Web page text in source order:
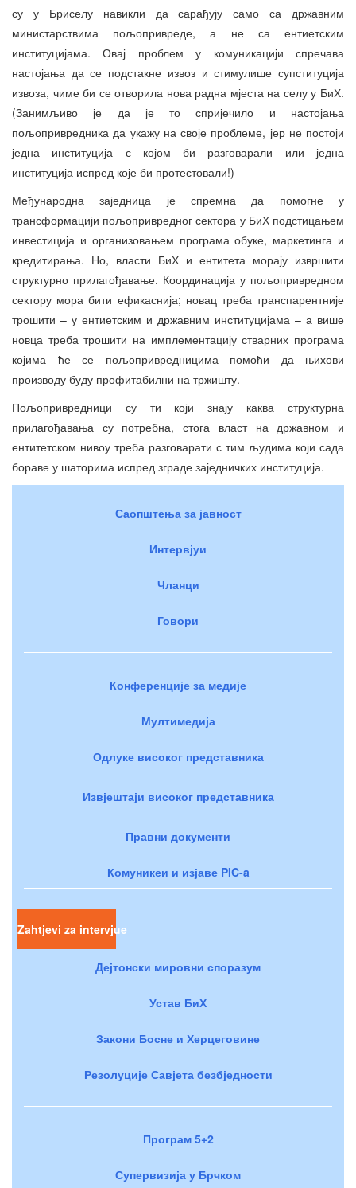
су у Бриселу навикли да сарађују само са државним
министарствима пољопривреде, а не са ентиетским
институцијама. Овај проблем у комуникацији спречава
настојања да се подстакне извоз и стимулише супституција
извоза, чиме би се отворила нова радна мјеста на селу у БиХ.
(Занимљиво је да је то спријечило и настојања
пољопривредника да укажу на своје проблеме, јер не постоји
једна институција с којом би разговарали или једна
институција испред које би протестовали!)
Међународна заједница је спремна да помогне у
трансформацији пољопривредног сектора у БиХ подстицањем
инвестиција и организовањем програма обуке, маркетинга и
кредитирања. Но, власти БиХ и ентитета морају извршити
структурно прилагођавање. Координација у пољопривредном
сектору мора бити ефикаснија; новац треба транспарентније
трошити – у ентиетским и државним институцијама – а више
новца треба трошити на имплементацију стварних програма
којима ће се пољопривредницима помоћи да њихови
производу буду профитабилни на тржишту.
Пољопривредници су ти који знају каква структурна
прилагођавања су потребна, стога власт на државном и
ентитетском нивоу треба разговарати с тим људима који сада
бораве у шаторима испред зграде заједничких институција.
Саопштења за јавност
Интервјуи
Чланци
Говори
Конференције за медије
Мултимедија
Одлуке високог представника
Извјештаји високог представника
Правни документи
Комуникеи и изјаве PIC-a
Zahtjevi za intervjue
Дејтонски мировни споразум
Устав БиХ
Закони Босне и Херцеговине
Резолуције Савјета безбједности
Програм 5+2
Супервизија у Брчком